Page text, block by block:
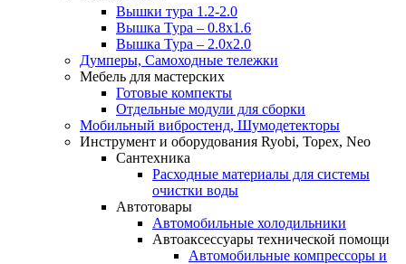
Вышки тура 1.2-2.0
Вышка Тура – 0.8х1.6
Вышка Тура – 2.0х2.0
Думперы, Самоходные тележки
Мебель для мастерских
Готовые компекты
Отдельные модули для сборки
Мобильный вибростенд, Шумодетекторы
Инструмент и оборудования Ryobi, Topex, Neo
Сантехника
Расходные материалы для системы
очистки воды
Автотовары
Автомобильные холодильники
Автоаксессуары технической помощи
Автомобильные компрессоры и